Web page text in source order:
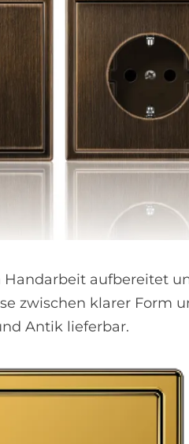
Handarbeit aufbereitet
zwischen klarer Form
Antik lieferbar.